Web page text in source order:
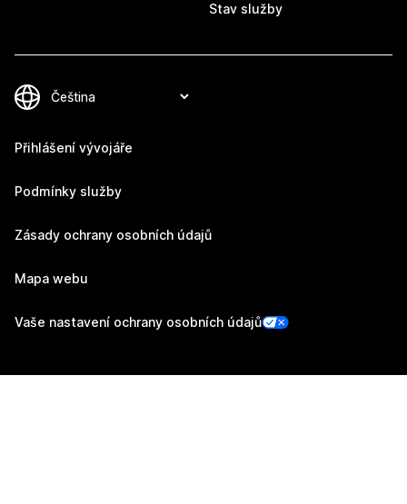
Stav služby
Přihlášení vývojáře
Podmínky služby
Zásady ochrany osobních údajů
Mapa webu
Vaše nastavení ochrany osobních údajů